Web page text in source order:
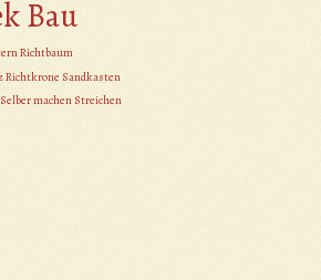
Bau
Richtbaum
Richtkrone Sandkasten
Selber machen Streichen